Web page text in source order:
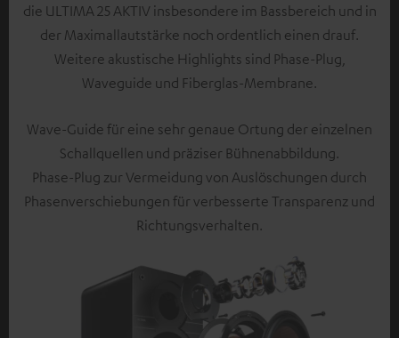
die ULTIMA 25 AKTIV insbesondere im Bassbereich und in
der Maximallautstärke noch ordentlich einen drauf.
Weitere akustische Highlights sind Phase-Plug,
Waveguide und Fiberglas-Membrane.
Wave-Guide für eine sehr genaue Ortung der einzelnen
Schallquellen und präziser Bühnenabbildung.
Phase-Plug zur Vermeidung von Auslöschungen durch
Phasenverschiebungen für verbesserte Transparenz und
Richtungsverhalten.